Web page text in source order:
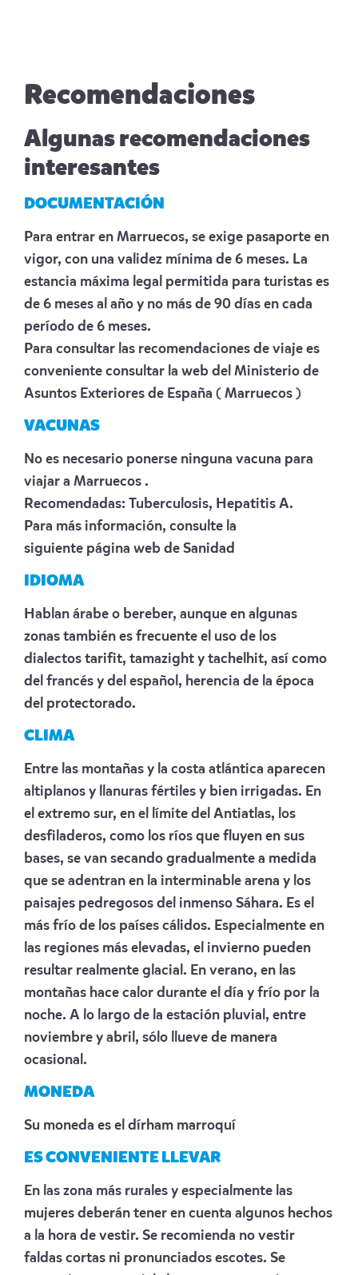
Recomendaciones
Algunas recomendaciones
interesantes
DOCUMENTACIÓN
Para entrar en Marruecos, se exige pasaporte en
vigor, con una validez mínima de 6 meses. La
estancia máxima legal permitida para turistas es
de 6 meses al año y no más de 90 días en cada
período de 6 meses.
Para consultar las recomendaciones de viaje es
conveniente consultar la web del Ministerio de
Asuntos Exteriores de España ( Marruecos )
VACUNAS
No es necesario ponerse ninguna vacuna para
viajar a Marruecos .
Recomendadas: Tuberculosis, Hepatitis A.
Para más información, consulte la
siguiente página web de Sanidad
IDIOMA
Hablan árabe o bereber, aunque en algunas
zonas también es frecuente el uso de los
dialectos tarifit, tamazight y tachelhit, así como
del francés y del español, herencia de la época
del protectorado.
CLIMA
Entre las montañas y la costa atlántica aparecen
altiplanos y llanuras fértiles y bien irrigadas. En
el extremo sur, en el límite del Antiatlas, los
desfiladeros, como los ríos que fluyen en sus
bases, se van secando gradualmente a medida
que se adentran en la interminable arena y los
paisajes pedregosos del inmenso Sáhara. Es el
más frío de los países cálidos. Especialmente en
las regiones más elevadas, el invierno pueden
resultar realmente glacial. En verano, en las
montañas hace calor durante el día y frío por la
noche. A lo largo de la estación pluvial, entre
noviembre y abril, sólo llueve de manera
ocasional.
MONEDA
Su moneda es el dírham marroquí
ES CONVENIENTE LLEVAR
En las zona más rurales y especialmente las
mujeres deberán tener en cuenta algunos hechos
a la hora de vestir. Se recomienda no vestir
faldas cortas ni pronunciados escotes. Se